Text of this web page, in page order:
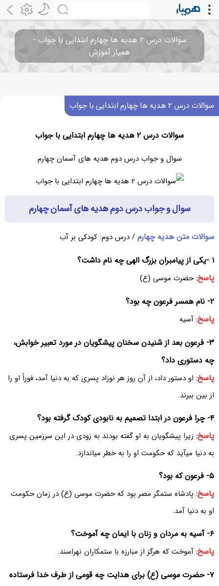
سوالات درس ۲ هدیه ها چهارم ابتدایی با جواب -
همیار آموزش
سوالات درس ۲ هدیه ها چهارم ابتدایی با جواب
سوالات درس ۲ هدیه ها چهارم ابتدایی با جواب
سوال و جواب درس دوم هدیه های آسمان چهارم
سوال و جواب درس دوم هدیه های آسمان چهارم
سوالات متن هدیه چهارم / درس دوم: کودکی بر آب
۱ -یکی از پیامبران بزرگ الهی چه نام داشت؟
پاسخ:حضرت موسی (ع)
۲- نام همسر فرعون چه بود؟
پاسخ: آسیه
۳- فرعون بعد از شنیدن سخنان پیشگویان در مورد تعبیر خوابش،
چه دستوری داد؟
پاسخ: او دستور داد، از آن روز هر نوزاد پسری که به دنیا آمد، فوراً او را
از بین ببرند.
۴- چرا فرعون در ابتدا تصمیم به نابودی کودک گرفته بود؟
پاسخ: زیرا پیشگویان به او گفته بودند به زودی در این سرزمین پسری
به دنیا میآید که حکومت او را به خطر میاندازد.
۵- فرعون که بود؟
پاسخ: پادشاه ستمگر مصر بود که حضرت موسی (ع) در زمان حکومت
او به دنیا آمد.
۶- آسیه به مردان و زنان با ایمان چه آموخت؟
پاسخ: آموخت که هرگز از مبارزه با ستمکاران نهراسند.
۷- حضرت موسی (ع) برای هدایت چه قومی از طرف خدا فرستاده